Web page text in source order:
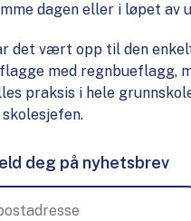
dagen eller i løpet av
det vært opp til den
med regnbueflagg,
praksis i hele
skolesjefen.
deg på nyhetsbrev